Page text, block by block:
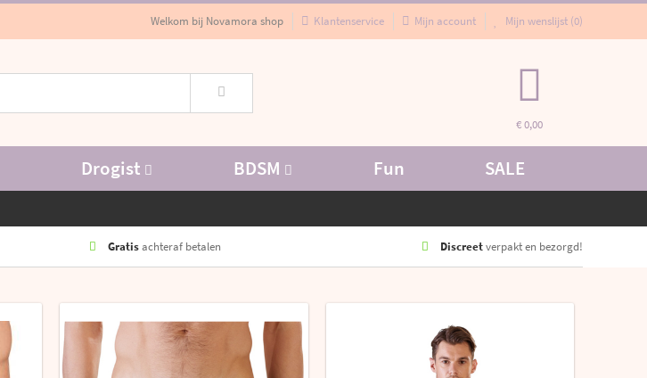
Welkom bij Novamora shop Klantenservice Mijn account Mijn wenslijst (0)
€ 0,00
Drogist BDSM Fun SALE
Gratisachteraf betalen Discreetverpakt en bezorgd!